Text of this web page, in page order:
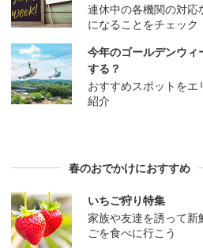
連休中の各機関の対応
になることをチェック
今年のゴールデンウィ
する？
おすすめスポットをエ
紹介
春のおでかけにおすすめ
いちご狩り特集
家族や友達を誘って新
ごを食べに行こう